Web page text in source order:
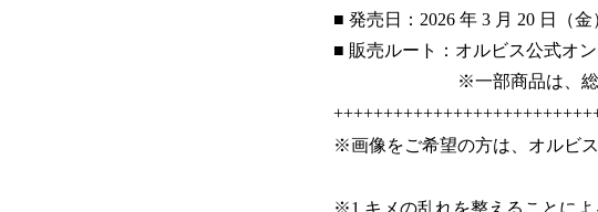
■ 発売日：2026 年 3 月 20 日（
■ 販売ルート：オルビス公式オ
※一部商品は、総合通販サ
※画像をご希望の方は、オルビ